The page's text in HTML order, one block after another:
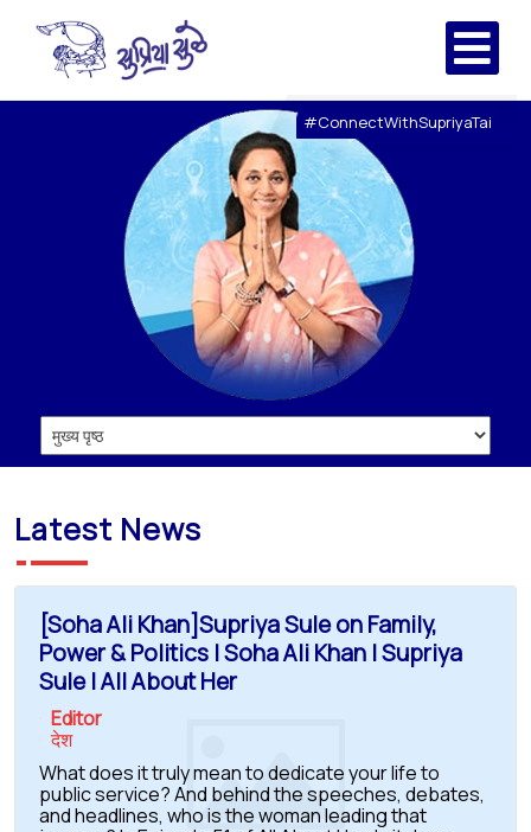
#ConnectWithSupriyaTai
Latest News
[Soha Ali Khan]Supriya Sule on Family,
Power & Politics | Soha Ali Khan | Supriya
Sule | All About Her
Editor
देश
What does it truly mean to dedicate your life to
public service? And behind the speeches, debates,
and headlines, who is the woman leading that